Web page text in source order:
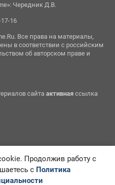
Чередник Д.В.
16
Все права на материалы,
в соответствии с российским
об авторском праве и
сайтаактивнаяссылка
Продолжив работу с
с Политика